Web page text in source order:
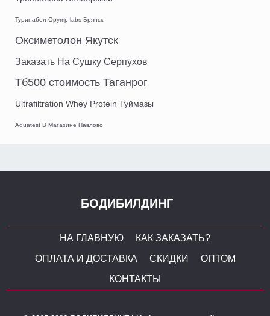
Туринабол Opymp labs Брянск
Оксиметолон Якутск
Заказать На Сушку Серпухов
Тб500 стоимость Таганрог
Ultrafiltration Whey Protein Туймазы
Aquatest В Магазине Павлово
БОДИБИЛДИНГ
НА ГЛАВНУЮ
КАК ЗАКАЗАТЬ?
ОПЛАТА И ДОСТАВКА
СКИДКИ
ОПТОМ
КОНТАКТЫ